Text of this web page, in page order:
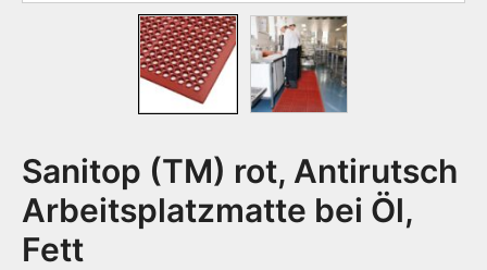
Sanitop (TM) rot, Antirutsch
Arbeitsplatzmatte bei Öl,
Fett